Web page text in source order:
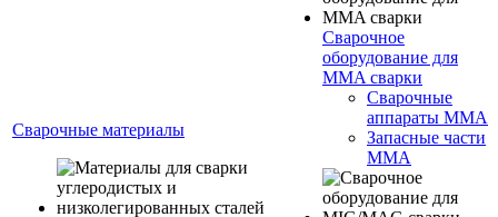
Сварочные материалы
Сварочное
оборудование для
MMA сварки
Сварочные
аппараты MMA
Запасные части
MMA